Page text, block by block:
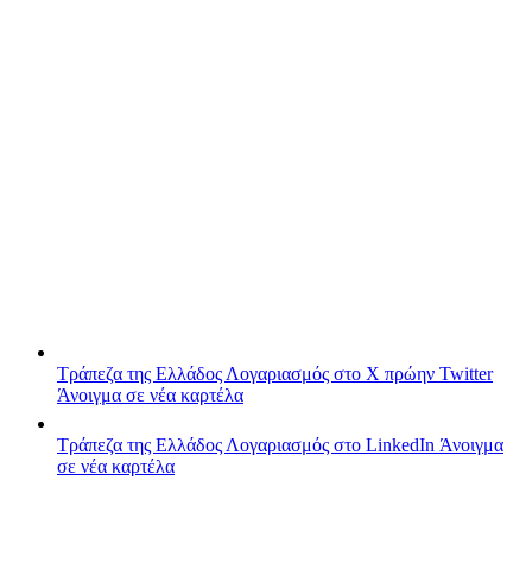
Τράπεζα της Ελλάδος Λογαριασμός στο X πρώην Twitter
Άνοιγμα σε νέα καρτέλα
Τράπεζα της Ελλάδος Λογαριασμός στο LinkedIn Άνοιγμα
σε νέα καρτέλα